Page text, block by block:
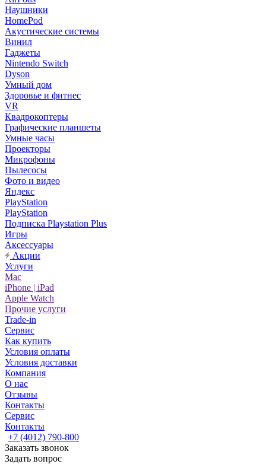
Наушники
HomePod
Акустические системы
Винил
Гаджеты
Nintendo Switch
Dyson
Умный дом
Здоровье и фитнес
VR
Квадрокоптеры
Графические планшеты
Умные часы
Проекторы
Микрофоны
Пылесосы
Фото и видео
Яндекс
PlayStation
PlayStation
Подписка Playstation Plus
Игры
Аксессуары
Акции
Услуги
Mac
iPhone | iPad
Apple Watch
Прочие услуги
Trade-in
Сервис
Как купить
Условия оплаты
Условия доставки
Компания
О нас
Отзывы
Контакты
Сервис
Контакты
+7 (4012) 790-800
Заказать звонок
Задать вопрос